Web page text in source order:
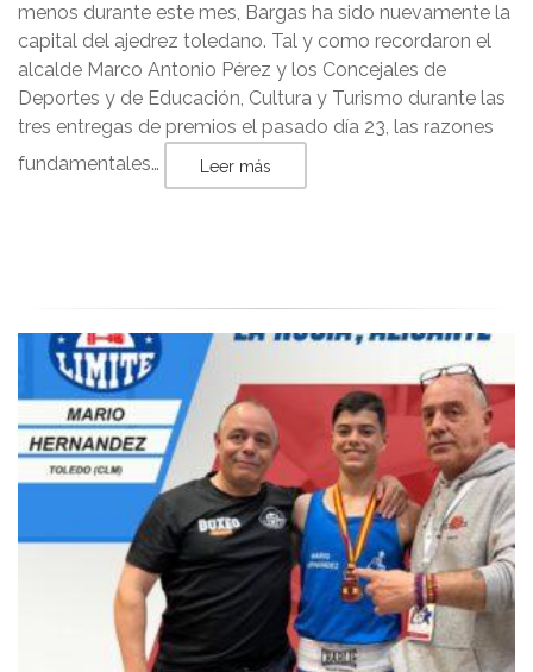
menos durante este mes, Bargas ha sido nuevamente la
capital del ajedrez toledano. Tal y como recordaron el
alcalde Marco Antonio Pérez y los Concejales de
Deportes y de Educación, Cultura y Turismo durante las
tres entregas de premios el pasado día 23, las razones
fundamentales…
Leer más